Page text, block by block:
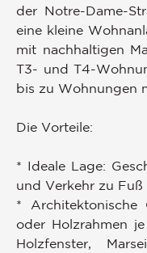
der Notre-Dame-
eine kleine
mit nachhaltigen
T3- und T4-
bis zu Wohnungen
Die Vorteile:
* Ideale Lage:
und Verkehr zu Fuß
* Architektonische
oder Holzrahmen
Holzfenster,